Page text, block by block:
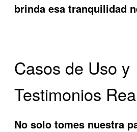
brinda esa tranquilidad
Casos de Uso y
Testimonios
No solo tomes nuestra